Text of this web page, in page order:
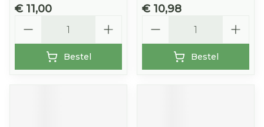
€ 11,00
Bestel
€ 10,98
Bestel